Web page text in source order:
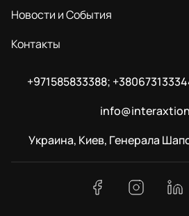
Новости и События
Контакты
+971585833388;
Украина, Киев, Генерала